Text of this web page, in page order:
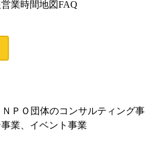
営業時間地図FAQ
ＰＯ団体のコンサルティング事
業、イベント事業